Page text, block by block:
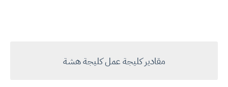
مقادير كليجة عمل كليجة هشة